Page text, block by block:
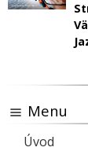
Menu
Úvod